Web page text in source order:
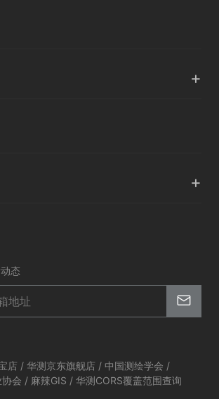
+
+
态
店 /华测京东旗舰店 / 中国测绘学会 /
会 / 麻辣GIS /华测CORS覆盖范围查询